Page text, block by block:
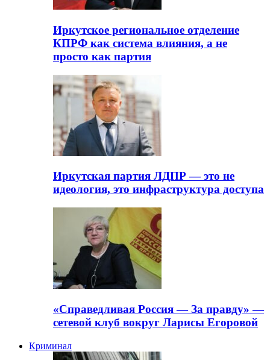
Иркутское региональное отделение
КПРФ как система влияния, а не
просто как партия
Иркутская партия ЛДПР — это не
идеология, это инфраструктура доступа
«Справедливая Россия — За правду» —
сетевой клуб вокруг Ларисы Егоровой
Криминал